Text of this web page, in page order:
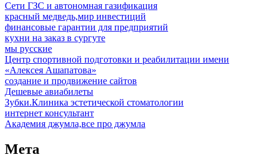
Сети ГЗС и автономная газификация
красный медведь,мир инвестиций
финансовые гарантии для предприятий
кухни на заказ в сургуте
мы русские
Центр спортивной подготовки и реабилитации имени
«Алексея Ашапатова»
создание и продвижение сайтов
Дешевые авиабилеты
Зубки.Клиника эстетической стоматологии
интернет консультант
Академия джумла,все про джумла
Мета